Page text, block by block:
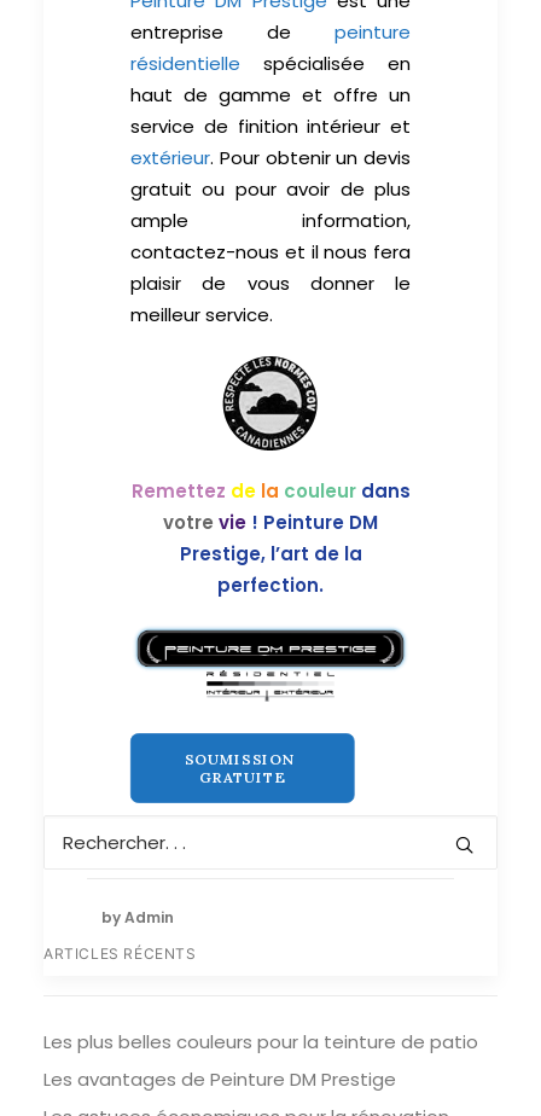
entreprise de peinture
résidentielle spécialisée en
haut de gamme et offre un
service de finition intérieur et
extérieur. Pour obtenir un devis
gratuit ou pour avoir de plus
ample information,
contactez-nous et il nous fera
plaisir de vous donner le
meilleur service.
Remettez de la couleurdans
votre vie ! Peinture DM
Prestige, l’art de la
perfection.
SOUMISSION
GRATUITE
by Admin
ARTICLES RÉCENTS
Les plus belles couleurs pour la teinture de patio
Les avantages de Peinture DM Prestige